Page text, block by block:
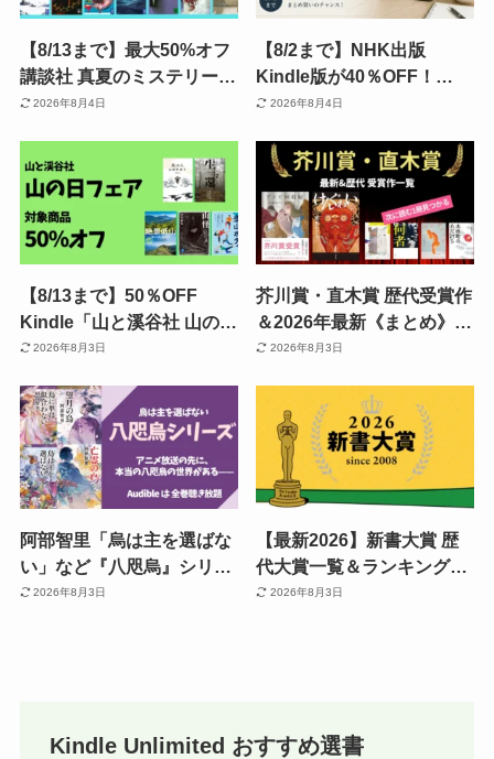
【8/13まで】最大50%オフ
講談社 真夏のミステリーフ
ェア（Kindle小説) | 方舟／
ズ／ハサミ男／罪の声／虚
構推理
2026年8月4日
【8/2まで】NHK出版
Kindle版が40％OFF！
「NHKテキスト バックナ
理・暮らし・趣味・教養講
座 各種
2026年8月4日
【8/13まで】50％OFF
Kindle「山と溪谷社 山の日
フェア！」 登山・ハイキン
リー・ホラーなどがお得
2026年8月3日
芥川賞・直木賞 歴代受賞作
＆2026年最新《まとめ》 |
賞の特徴・おすすめ本・セ
《Kindleまとめ買いで最大
15%還元》
2026年8月3日
阿部智里「烏は主を選ばな
い」など『八咫烏』シリー
ズ あらすじ・相関図一覧・2026年8月3日
【最新2026】新書大賞 歴
代大賞一覧＆ランキング発
表結果《まとめ》 | 名著の
2026年8月3日
Kindle Unlimited おすすめ選書